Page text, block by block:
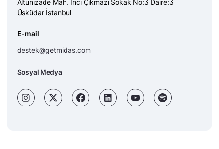
Altunizade Mah. İnci Çıkmazı Sokak No:3 Daire:3
Üsküdar İstanbul
E-mail
destek@getmidas.com
Sosyal Medya